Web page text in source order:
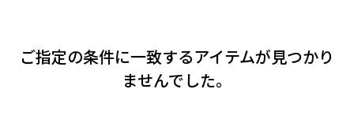
ご指定の条件に一致するアイテムが見つかり
ませんでした。